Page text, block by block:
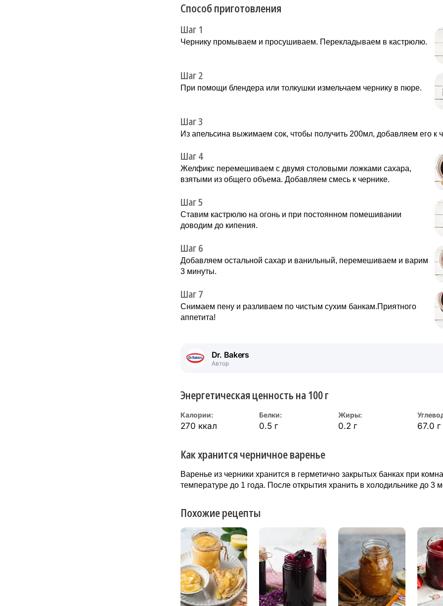
Способ приготовления
Шаг 1
Чернику промываем и просушиваем. Перекладываем в кастрюлю.
Шаг 2
При помощи блендера или толкушки измельчаем чернику в пюре.
Шаг 3
Из апельсина выжимаем сок, чтобы получить 200мл, добавляем его к
Шаг 4
Желфикс перемешиваем с двумя столовыми ложками сахара,
взятыми из общего объема. Добавляем смесь к чернике.
Шаг 5
Ставим кастрюлю на огонь и при постоянном помешивании
доводим до кипения.
Шаг 6
Добавляем остальной сахар и ванильный, перемешиваем и варим
3 минуты.
Шаг 7
Снимаем пену и разливаем по чистым сухим банкам.Приятного
аппетита!
Dr. Bakers
Автор
Энергетическая ценность на 100 г
Калории:
270 ккал
Белки:
0.5 г
Жиры:
0.2 г 67.0 г
Как хранится черничное варенье
Варенье из черники хранится в герметично закрытых банках при
температуре до 1 года. После открытия хранить в холодильнике до 3
Похожие рецепты